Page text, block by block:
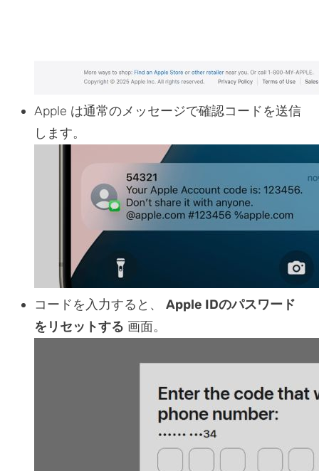
Apple は通常のメッセージで確認コードを送信
します。
コードを入力すると、 Apple IDのパスワード
をリセットする 画面。